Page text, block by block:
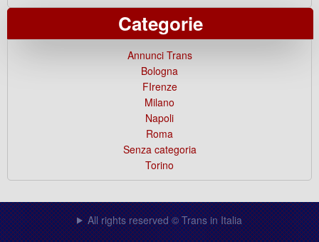
Categorie
Annunci Trans
Bologna
FIrenze
Milano
Napoli
Roma
Senza categoria
Torino
All rights reserved © Trans in Italia